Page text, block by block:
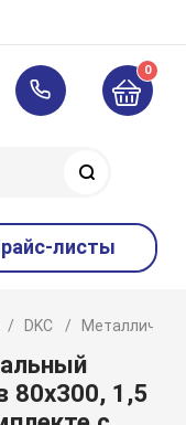
0
листы
DKC
80х300, 1,5